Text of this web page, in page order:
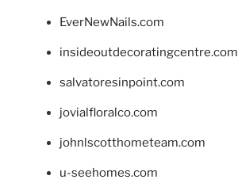
EverNewNails.com
insideoutdecoratingcentre.com
salvatoresinpoint.com
jovialfloralco.com
johnlscotthometeam.com
u-seehomes.com